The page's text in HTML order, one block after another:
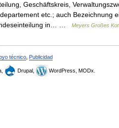
Geschäftskreis,
etc.; auch Bezeichnung
in… …
Meyers Großes
técnico Publicidad
Drupal, WordPress, MODx.